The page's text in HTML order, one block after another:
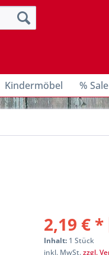
Kindermöbel %
2,19 € *
Inhalt: 1 Stück
inkl. MwSt.zzgl.